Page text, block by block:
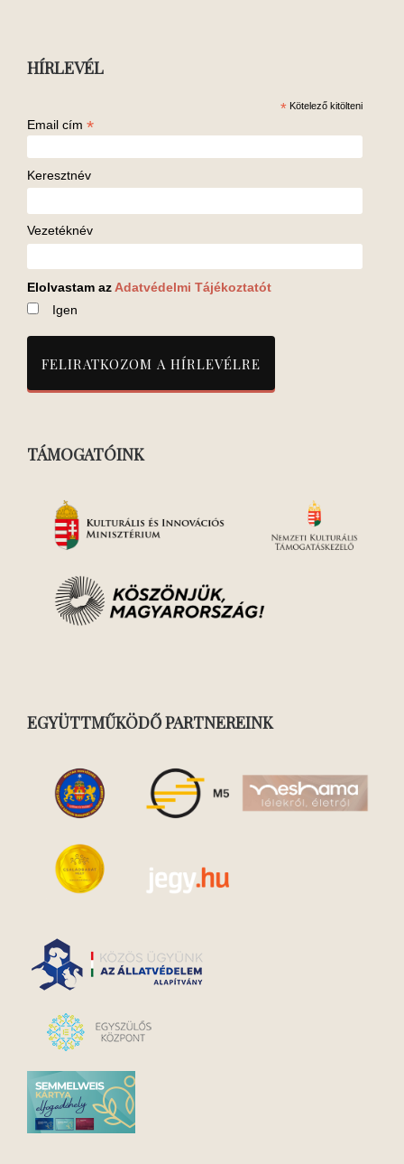
HÍRLEVÉL
* Kötelező kitölteni
Email cím *
Keresztnév
Vezetéknév
Elolvastam az Adatvédelmi Tájékoztatót
Igen
TÁMOGATÓINK
EGYÜTTMŰKÖDŐ PARTNEREINK